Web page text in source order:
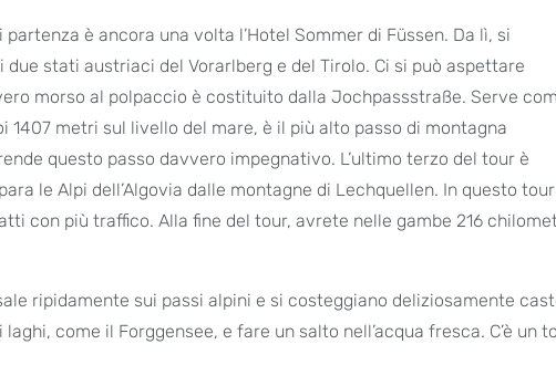
è ancora una volta l’Hotel Sommer di Füssen. Da lì, si
stati austriaci del Vorarlberg e del Tirolo. Ci si può aspettare
morso al polpaccio è costituito dalla Jochpassstraße. Serve
1407 metri sul livello del mare, è il più alto passo di montagna
questo passo davvero impegnativo. L’ultimo terzo del tour è
le Alpi dell’Algovia dalle montagne di Lechquellen. In questo
con più traffico. Alla fine del tour, avrete nelle gambe 216
ripidamente sui passi alpini e si costeggiano deliziosamente
come il Forggensee, e fare un salto nell’acqua fresca. C’è un